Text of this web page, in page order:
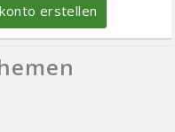
erstellen